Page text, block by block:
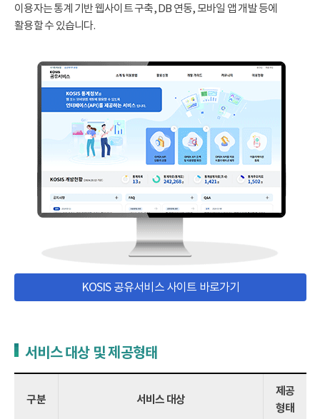
이용자는 통계 기반 웹사이트 구축, DB 연동, 모바일 앱 개발 등에
활용할 수 있습니다.
KOSIS 공유서비스 사이트 바로가기
서비스 대상 및 제공형태
구분 서비스 대상
제공
형태